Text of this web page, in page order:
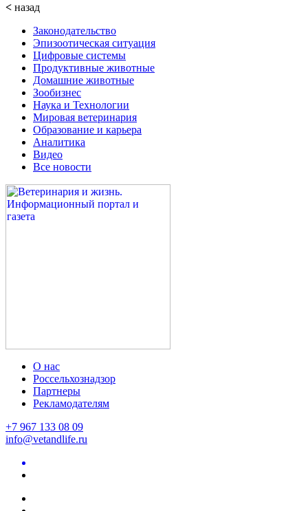
< назад
Законодательство
Эпизоотическая ситуация
Цифровые системы
Продуктивные животные
Домашние животные
Зообизнес
Наука и Технологии
Мировая ветеринария
Образование и карьера
Аналитика
Видео
Все новости
О нас
Россельхознадзор
Партнеры
Рекламодателям
+7 967 133 08 09
info@vetandlife.ru